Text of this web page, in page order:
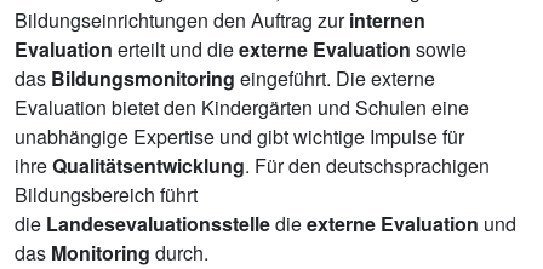
Bildungseinrichtungen den Auftrag zurinternen
Evaluation erteilt und dieexterne Evaluation sowie
das Bildungsmonitoring eingeführt. Die externe
Evaluation bietet den Kindergärten und Schulen eine
unabhängige Expertise und gibt wichtige Impulse für
ihreQualitätsentwicklung. Für den deutschsprachigen
Bildungsbereich führt
die Landesevaluationsstelledieexterne Evaluation und
das Monitoring durch.